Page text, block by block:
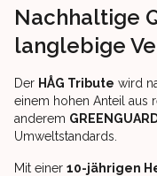
Nachhaltige
langlebige
Der HÅG Tribute wird
einem hohen Anteil aus
anderem
Umweltstandards.
Mit einer 10-jährigen